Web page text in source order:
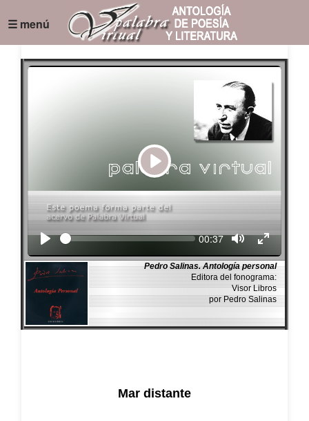
☰ menú
Play
Seek Current
00:37
Pedro Salinas. Antología personal
Editora del fonograma:
Visor Libros
por Pedro Salinas
Mar distante